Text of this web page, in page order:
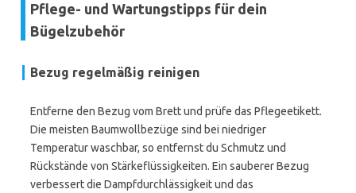
Pflege- und Wartungstipps für dein
Bügelzubehör
Bezug regelmäßig reinigen
Entferne den Bezug vom Brett und prüfe das Pflegeetikett.
Die meisten Baumwollbezüge sind bei niedriger
Temperatur waschbar, so entfernst du Schmutz und
Rückstände von Stärkeflüssigkeiten. Ein sauberer Bezug
verbessert die Dampfdurchlässigkeit und das